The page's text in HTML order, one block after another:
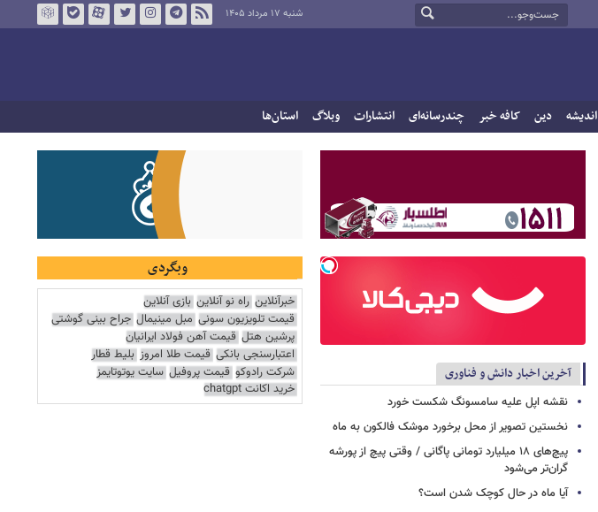
شنبه ۱۷ مرداد ۱۴۰۵
اندیشه دین کافه خبر چندرسانه‌ای انتشارات وبلاگ استان‌ها
آخرین اخبار دانش و فناوری
نقشه اپل علیه سامسونگ شکست خورد
نخستین تصویر از محل برخورد موشک فالکون به ماه
پیچ‌های ۱۸ میلیارد تومانی پاگانی / وقتی پیچ از پورشه
گران‌تر می‌شود
آیا ماه در حال کوچک شدن است؟
وبگردی
خبرآنلاین راه نو آنلاین بازی آنلاین
قیمت تلویزیون سونی مبل مینیمال جراح بینی گوشتی
پرشین هتل قیمت آهن فولاد ایرانیان
اعتبارسنجی بانکی قیمت طلا امروز بلیط قطار
شرکت رادوکو قیمت پروفیل سایت یوتوتایمز
خرید اکانت chatgpt